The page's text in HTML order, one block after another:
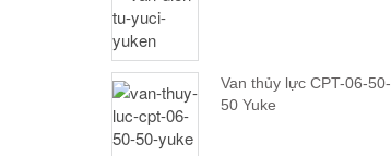
Van thủy lực CPT-06-50-
50 Yuke